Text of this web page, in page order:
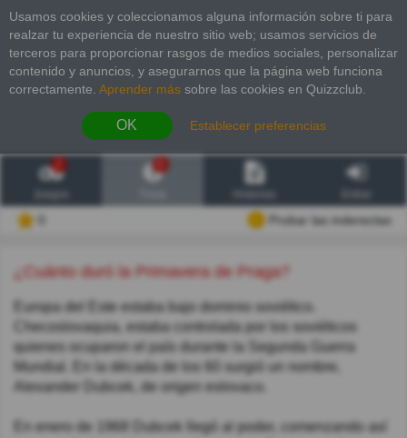
Usamos cookies y coleccionamos alguna información sobre ti para
realzar tu experiencia de nuestro sitio web; usamos servicios de
terceros para proporcionar rasgos de medios sociales, personalizar
contenido y anuncios, y asegurarnos que la página web funciona
correctamente. Aprender más sobre las cookies en Quizzclub.
OK Establecer preferencias
2
Probar las inderectas
¿Cuánto duró la Primavera de Praga?
Europa del Este estaba bajo dominio soviético.
Checoslovaquia, estaba controlada por los soviéticos
quienes ocuparon el país durante la Segunda Guerra
Mundial. En la década de los 60 surgió un nombre,
Alexander Dubcek, de origen eslovaco.
En enero de 1968 Dubcek llegó al poder, comenzando así